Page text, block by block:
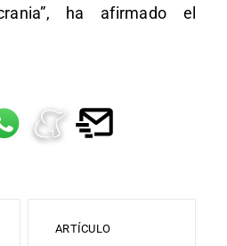
ha afirmado el
ARTÍCULO